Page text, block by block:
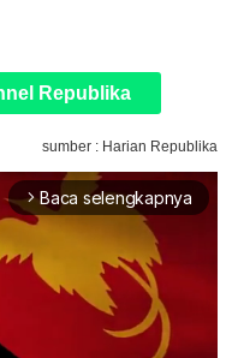
Republika
sumber : Harian Republika
arrow_forward_ios Baca selengkapnya